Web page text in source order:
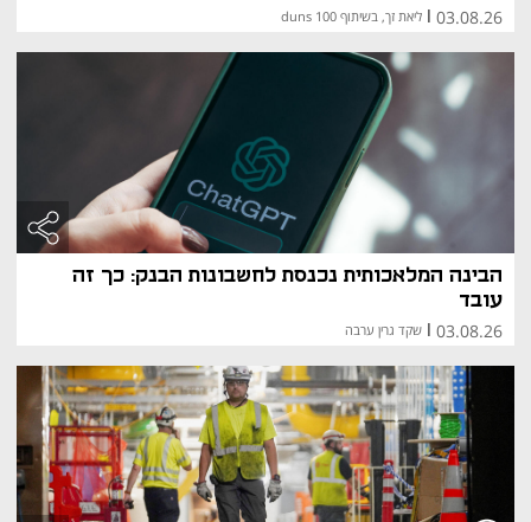
03.08.26
| ליאת זך, בשיתוף duns 100
הבינה המלאכותית נכנסת לחשבונות הבנק: כך זה
עובד
03.08.26
| שקד גרין ערבה